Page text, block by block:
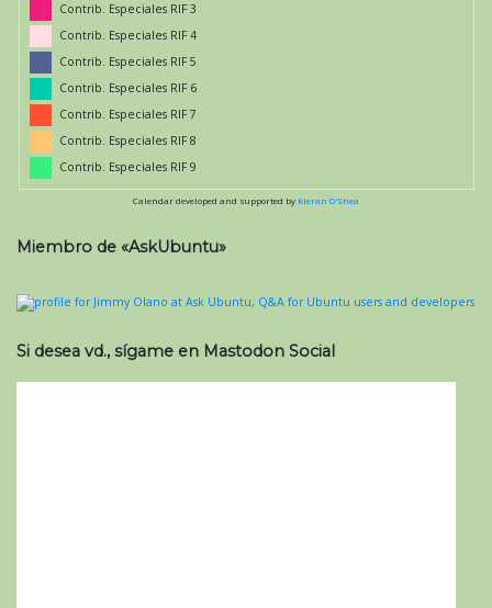
Contrib. Especiales RIF 3
Contrib. Especiales RIF 4
Contrib. Especiales RIF 5
Contrib. Especiales RIF 6
Contrib. Especiales RIF 7
Contrib. Especiales RIF 8
Contrib. Especiales RIF 9
Calendar developed and supported by Kieran O'Shea
Miembro de «AskUbuntu»
Si desea vd., sígame en Mastodon Social